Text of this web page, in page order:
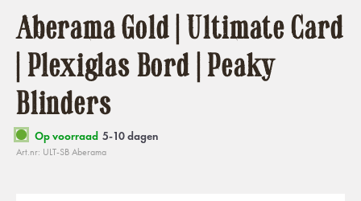
Aberama Gold | Ultimate Card
| Plexiglas Bord | Peaky
Blinders
Op voorraad 5-10 dagen
Art.nr: ULT-SB Aberama